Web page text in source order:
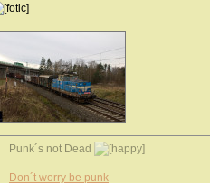
Punk´s not Dead
Don´t worry be punk